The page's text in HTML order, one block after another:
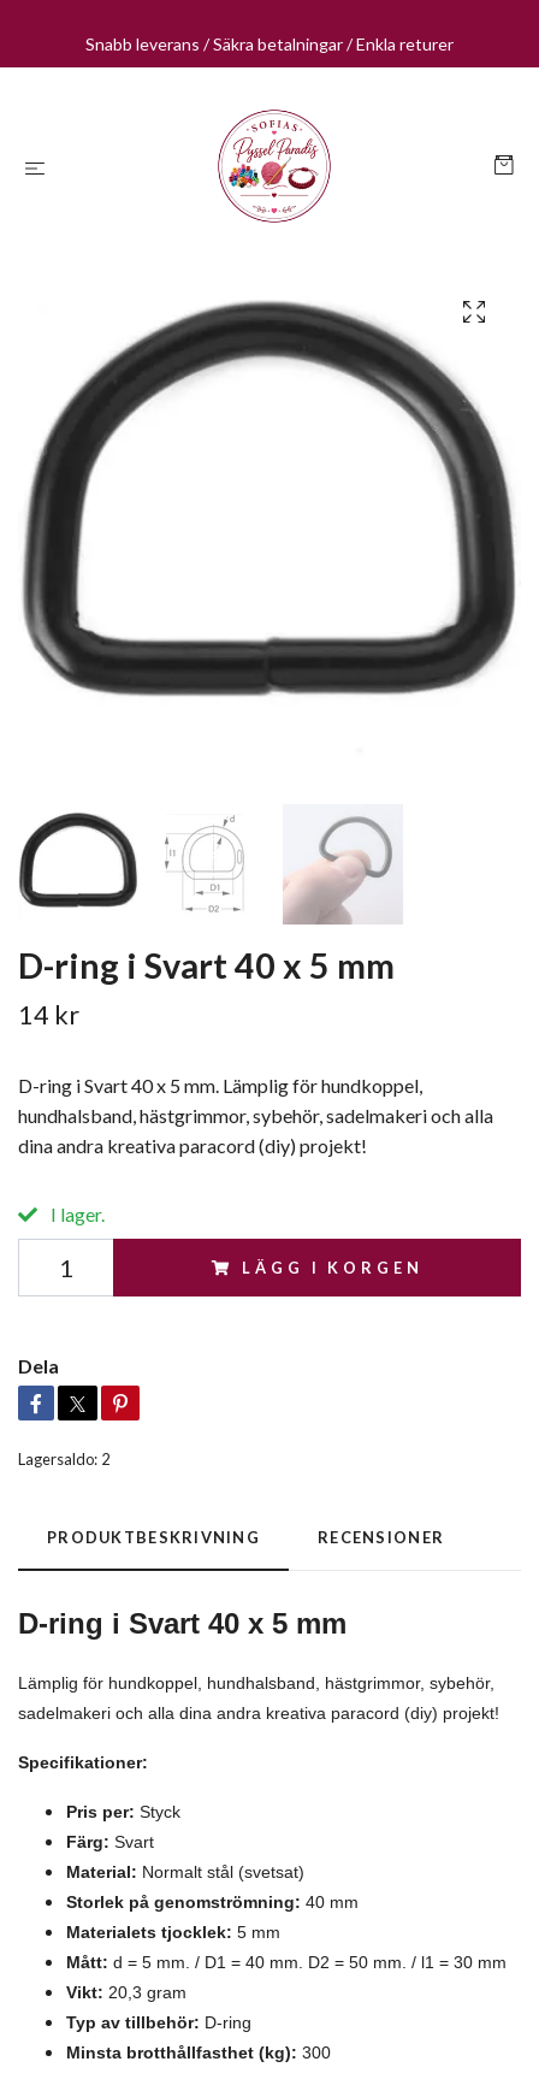
Snabb leverans / Säkra betalningar / Enkla returer
D-ring i Svart 40 x 5 mm
14 kr
D-ring i Svart 40 x 5 mm. Lämplig för hundkoppel,
hundhalsband, hästgrimmor, sybehör, sadelmakeri och alla
dina andra kreativa paracord (diy) projekt!
I lager.
LÄGG I KORGEN
Dela
Lagersaldo: 2
PRODUKTBESKRIVNING RECENSIONER
D-ring i Svart 40 x 5 mm
Lämplig för hundkoppel, hundhalsband, hästgrimmor, sybehör,
sadelmakeri och alla dina andra kreativa paracord (diy) projekt!
Specifikationer:
Pris per: Styck
Färg: Svart
Material: Normalt stål (svetsat)
Storlek på genomströmning: 40 mm
Materialets tjocklek: 5 mm
Mått: d = 5 mm. / D1 = 40 mm. D2 = 50 mm. / l1 = 30 mm
Vikt: 20,3 gram
Typ av tillbehör: D-ring
Minsta brotthållfasthet (kg): 300